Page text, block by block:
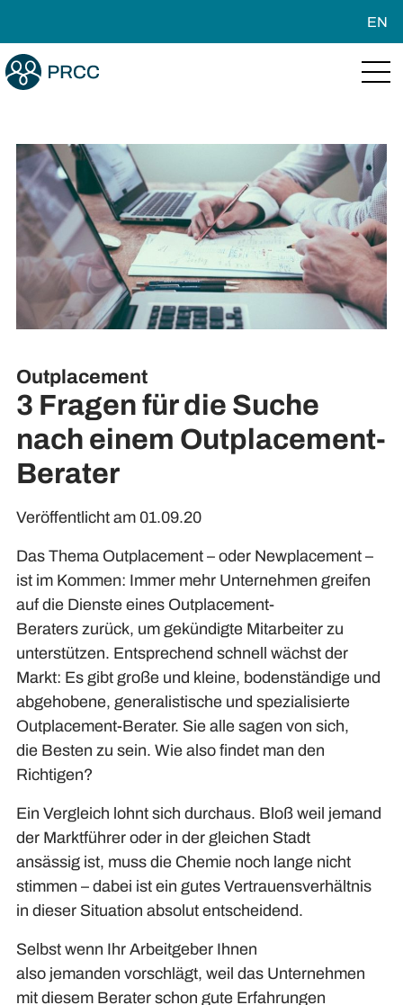
EN
Outplacement
3 Fragen für die Suche
nach einem Outplacement-
Berater
Veröffentlicht am 01.09.20
Das Thema Outplacement – oder Newplacement –
ist im Kommen: Immer mehr Unternehmen greifen
auf die Dienste eines Outplacement-
Beraters zurück, um gekündigte Mitarbeiter zu
unterstützen. Entsprechend schnell wächst der
Markt: Es gibt große und kleine, bodenständige und
abgehobene, generalistische und spezialisierte
Outplacement-Berater. Sie alle sagen von sich,
die Besten zu sein. Wie also findet man den
Richtigen?
Ein Vergleich lohnt sich durchaus. Bloß weil jemand
der Marktführer oder in der gleichen Stadt
ansässig ist, muss die Chemie noch lange nicht
stimmen – dabei ist ein gutes Vertrauensverhältnis
in dieser Situation absolut entscheidend.
Selbst wenn Ihr Arbeitgeber Ihnen
also jemanden vorschlägt, weil das Unternehmen
mit diesem Berater schon gute Erfahrungen